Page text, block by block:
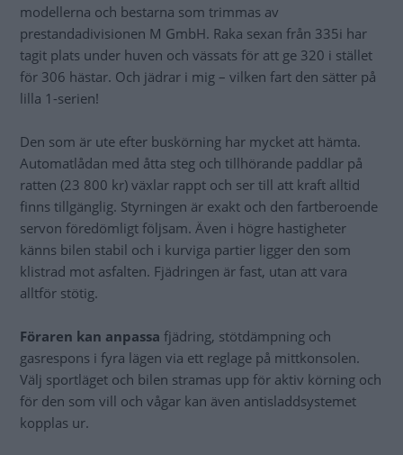
modellerna och bestarna som trimmas av
prestandadivisionen M GmbH. Raka sexan från 335i har
tagit plats under huven och vässats för att ge 320 i stället
för 306 hästar. Och jädrar i mig – vilken fart den sätter på
lilla 1-serien!
Den som är ute efter buskörning har mycket att hämta.
Automatlådan med åtta steg och tillhörande paddlar på
ratten (23 800 kr) växlar rappt och ser till att kraft alltid
finns tillgänglig. Styrningen är exakt och den fartberoende
servon föredömligt följsam. Även i högre hastigheter
känns bilen stabil och i kurviga partier ligger den som
klistrad mot asfalten. Fjädringen är fast, utan att vara
alltför stötig.
Föraren kan anpassa fjädring, stötdämpning och
gasrespons i fyra lägen via ett reglage på mittkonsolen.
Välj sportläget och bilen stramas upp för aktiv körning och
för den som vill och vågar kan även antisladdsystemet
kopplas ur.